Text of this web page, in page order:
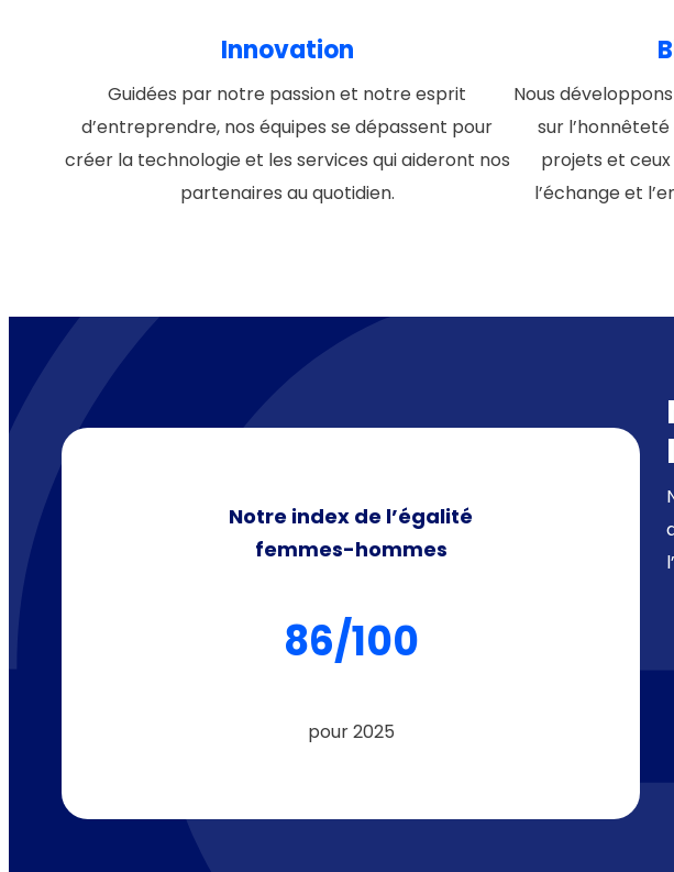
Innovation
Guidées par notre passion et notre esprit
d’entreprendre, nos équipes se dépassent pour
créer la technologie et les services qui aideront nos
partenaires au quotidien.
Nous
sur
projets et ceux
l’échange et
Notre index de l’égalité
femmes-hommes
86/100
pour 2025